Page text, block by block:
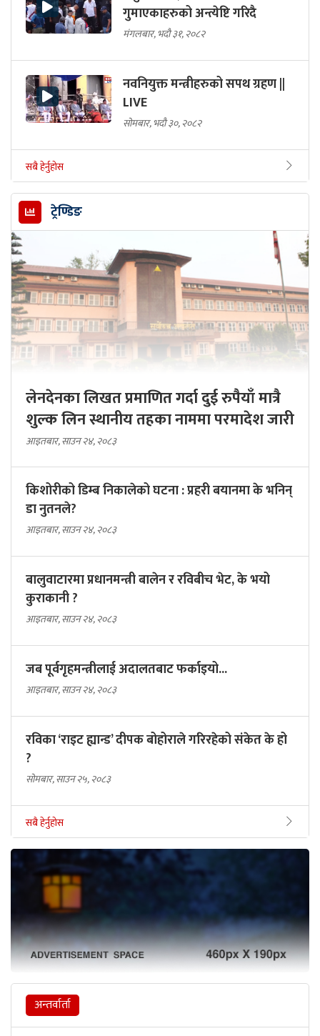
गुमाएकाहरुको अन्त्येष्टि गरिदै
मंगलबार, भदौ ३१, २०८२
नवनियुक्त मन्त्रीहरुको सपथ ग्रहण ||
LIVE
सोमबार, भदौ ३०, २०८२
सबै हेर्नुहोस
ट्रेण्डिङ
लेनदेनका लिखत प्रमाणित गर्दा दुई रुपैयाँ मात्रै
शुल्क लिन स्थानीय तहका नाममा परमादेश जारी
आइतबार, साउन २४, २०८३
किशोरीको डिम्ब निकालेको घटना : प्रहरी बयानमा के भनिन्
डा नुतनले?
आइतबार, साउन २४, २०८३
बालुवाटारमा प्रधानमन्त्री बालेन र रविबीच भेट, के भयो
कुराकानी ?
आइतबार, साउन २४, २०८३
जब पूर्वगृहमन्त्रीलाई अदालतबाट फर्काइयो...
आइतबार, साउन २४, २०८३
रविका ‘राइट ह्यान्ड’ दीपक बोहोराले गरिरहेको संकेत के हो
?
सोमबार, साउन २५, २०८३
सबै हेर्नुहोस
अन्तर्वार्ता